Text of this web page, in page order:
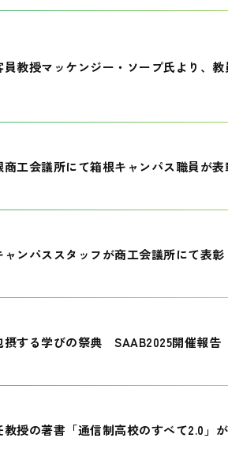
員教授マッケンジー・ソープ氏より、
商工会議所にて箱根キャンパス職員が表
ャンパススタッフが商工会議所にて表彰
摂する学びの祭典 SAAB2025開催報告
教授の著書「通信制高校のすべて2.0」